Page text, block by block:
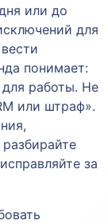
или до
для
понимает:
для работы. Не
или штраф».
за